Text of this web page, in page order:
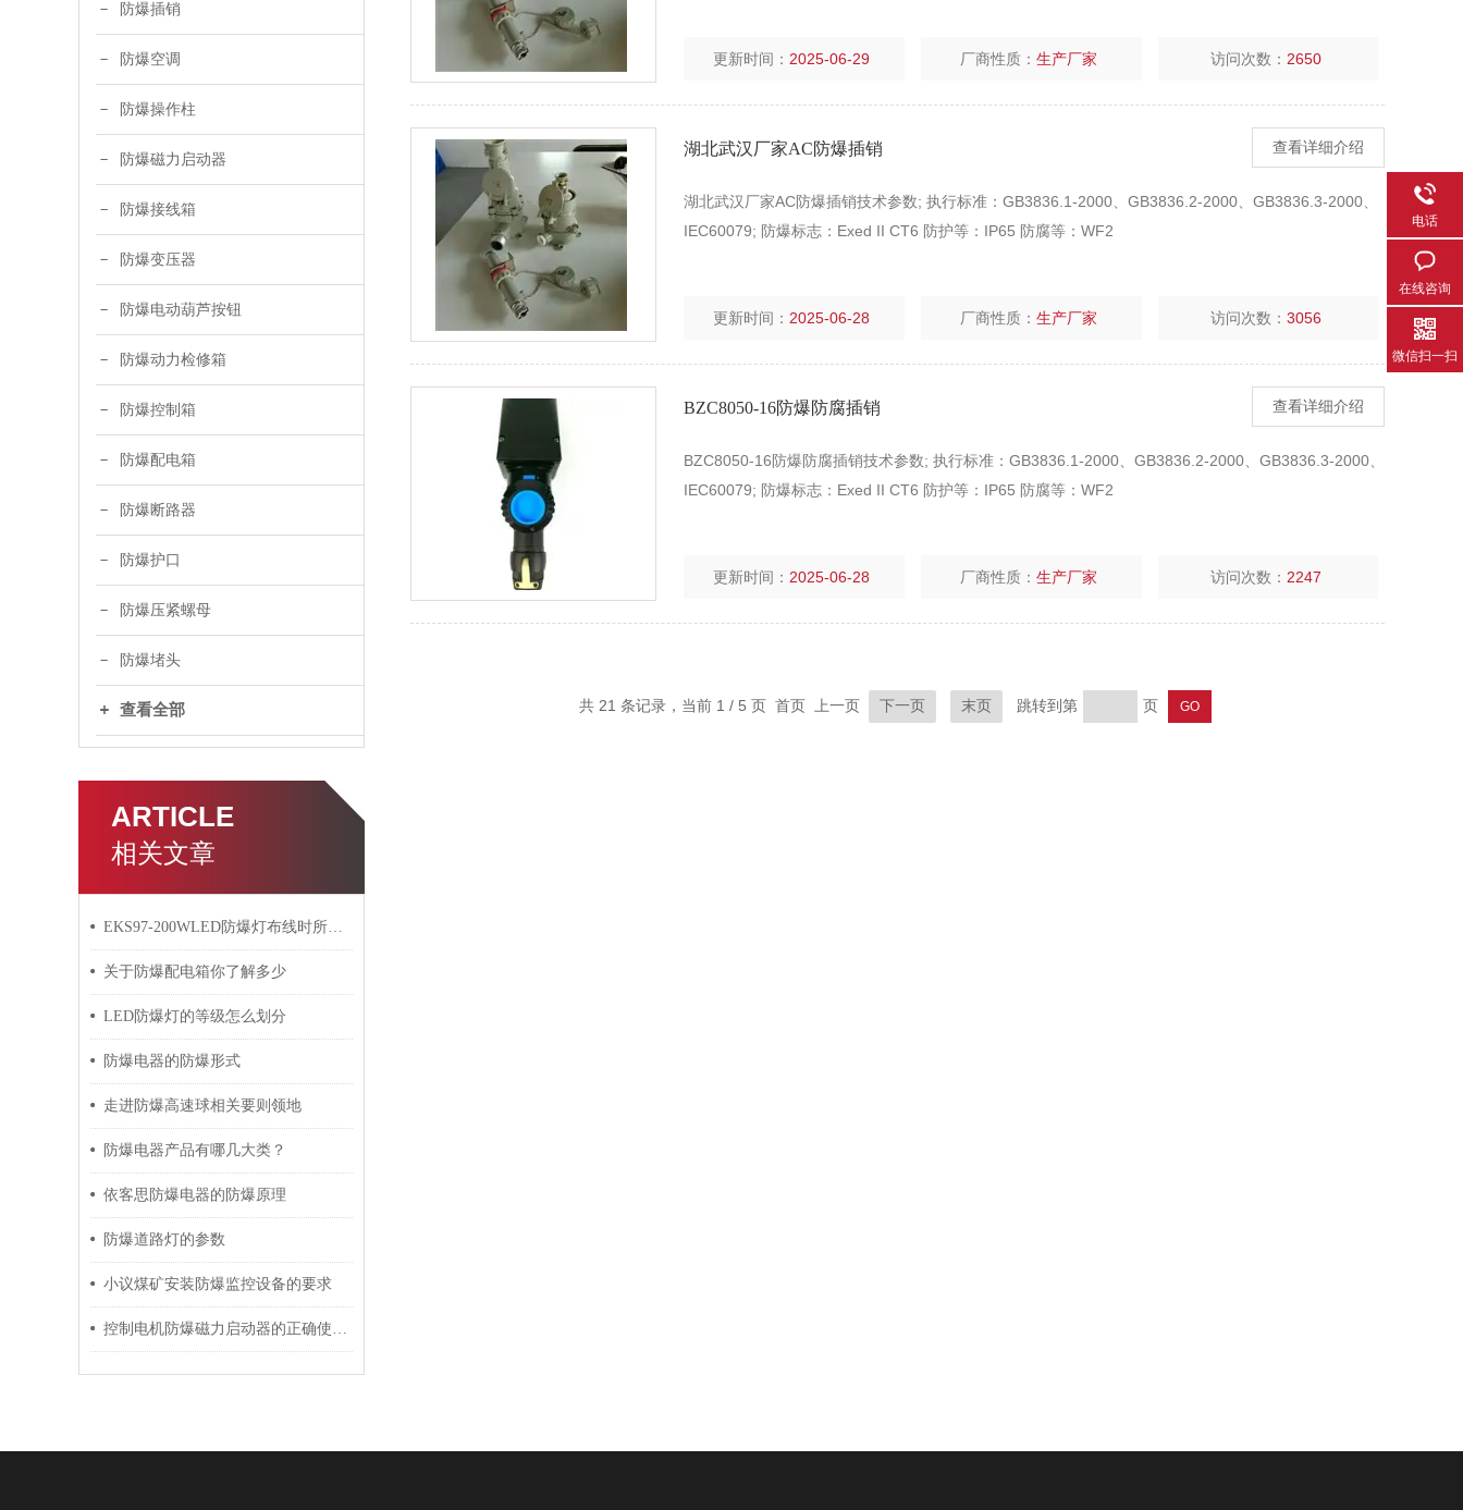
防爆插销
防爆空调
防爆操作柱
防爆磁力启动器
防爆接线箱
防爆变压器
防爆电动葫芦按钮
防爆动力检修箱
防爆控制箱
防爆配电箱
防爆断路器
防爆护口
防爆压紧螺母
防爆堵头
查看全部
ARTICLE
相关文章
EKS97-200WLED防爆灯布线时所需要遵循的规则分析
关于防爆配电箱你了解多少
LED防爆灯的等级怎么划分
防爆电器的防爆形式
走进防爆高速球相关要则领地
防爆电器产品有哪几大类？
依客思防爆电器的防爆原理
防爆道路灯的参数
小议煤矿安装防爆监控设备的要求
控制电机防爆磁力启动器的正确使用建议
更新时间：2025-06-29 厂商性质：生产厂家 访问次数：2650
湖北武汉厂家AC防爆插销 查看详细介绍
湖北武汉厂家AC防爆插销技术参数; 执行标准：GB3836.1-2000、GB3836.2-2000、GB3836.3-2000、
IEC60079; 防爆标志：Exed II CT6 防护等：IP65 防腐等：WF2
更新时间：2025-06-28 厂商性质：生产厂家 访问次数：3056
BZC8050-16防爆防腐插销 查看详细介绍
BZC8050-16防爆防腐插销技术参数; 执行标准：GB3836.1-2000、GB3836.2-2000、GB3836.3-2000、
IEC60079; 防爆标志：Exed II CT6 防护等：IP65 防腐等：WF2
更新时间：2025-06-28 厂商性质：生产厂家 访问次数：2247
共 21 条记录，当前 1 / 5 页 首页 上一页 下一页 末页 跳转到第 页
电话
在线咨询
微信扫一扫